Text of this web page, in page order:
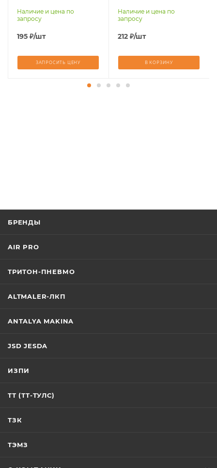
стали, чугуны,
титан, латунь,
бронза, медь
Наличие и цена по
запросу
195 ₽/шт
ЗАПРОСИТЬ ЦЕНУ
стали, чугуны,
титан, латунь,
бронза, медь
Наличие и цена по
запросу
212 ₽/шт
В КОРЗИНУ
БРЕНДЫ
AIR PRO
ТРИТОН-ПНЕВМО
ALTMALER-ЛКП
ANTALYA MAKINA
JSD JESDA
ИЗПИ
ТТ (ТТ-ТУЛС)
ТЗК
ТЭМЗ